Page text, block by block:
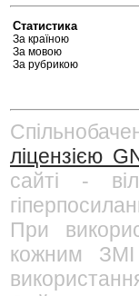
Статистика
За країною
За мовою
За рубрикою
ліцензією
сайті -
При
кожним ЗМІ